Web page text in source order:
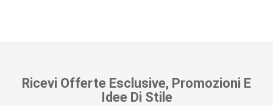
Ricevi Offerte Esclusive, Promozioni E
Idee Di Stile